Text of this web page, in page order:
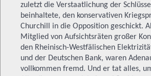
zuletzt die Verstaatlichung der
beinhaltete, den konservativen
Churchill in die Opposition geschickt.
Mitglied von Aufsichtsräten großer
den Rheinisch-Westfälischen
und der Deutschen Bank, waren
vollkommen fremd. Und er tat alles,